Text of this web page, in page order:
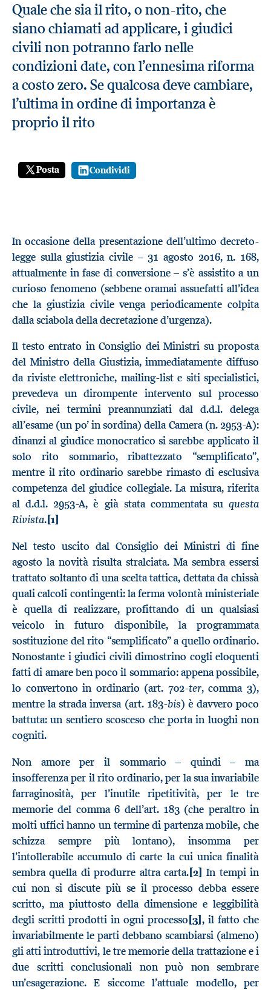
Quale che sia il rito, o non-rito, che
siano chiamati ad applicare, i giudici
civili non potranno farlo nelle
condizioni date, con l’ennesima riforma
a costo zero. Se qualcosa deve cambiare,
l’ultima in ordine di importanza è
proprio il rito
Posta Condividi
In occasione della presentazione dell’ultimo decreto-
legge sulla giustizia civile – 31 agosto 2016, n. 168,
attualmente in fase di conversione – s’è assistito a un
curioso fenomeno (sebbene oramai assuefatti all’idea
che la giustizia civile venga periodicamente colpita
dalla sciabola della decretazione d’urgenza).
Il testo entrato in Consiglio dei Ministri su proposta
del Ministro della Giustizia, immediatamente diffuso
da riviste elettroniche, mailing-list e siti specialistici,
prevedeva un dirompente intervento sul processo
civile, nei termini preannunziati dal d.d.l. delega
all’esame (un po’ in sordina) della Camera (n. 2953-A):
dinanzi al giudice monocratico si sarebbe applicato il
solo rito sommario, ribattezzato “semplificato”,
mentre il rito ordinario sarebbe rimasto di esclusiva
competenza del giudice collegiale. La misura, riferita
al d.d.l. 2953-A, è già stata commentata su questa
Rivista.[1]
Nel testo uscito dal Consiglio dei Ministri di fine
agosto la novità risulta stralciata. Ma sembra essersi
trattato soltanto di una scelta tattica, dettata da chissà
quali calcoli contingenti: la ferma volontà ministeriale
è quella di realizzare, profittando di un qualsiasi
veicolo in futuro disponibile, la programmata
sostituzione del rito “semplificato” a quello ordinario.
Nonostante i giudici civili dimostrino cogli eloquenti
fatti di amare ben poco il sommario: appena possibile,
lo convertono in ordinario (art. 702-ter, comma 3),
mentre la strada inversa (art. 183-bis) è davvero poco
battuta: un sentiero scosceso che porta in luoghi non
cogniti.
Non amore per il sommario – quindi – ma
insofferenza per il rito ordinario, per la sua invariabile
farraginosità, per l’inutile ripetitività, per le tre
memorie del comma 6 dell’art. 183 (che peraltro in
molti uffici hanno un termine di partenza mobile, che
schizza sempre più lontano), insomma per
l’intollerabile accumulo di carte la cui unica finalità
sembra quella di produrre altra carta.[2] In tempi in
cui non si discute più se il processo debba essere
scritto, ma piuttosto della dimensione e leggibilità
degli scritti prodotti in ogni processo[3], il fatto che
invariabilmente le parti debbano scambiarsi (almeno)
gli atti introduttivi, le tre memorie della trattazione e i
due scritti conclusionali non può non sembrare
un’esagerazione. E siccome l’attuale modello, per